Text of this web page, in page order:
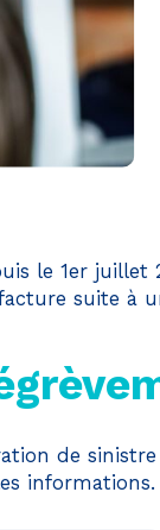
le 1er juillet
suite à
de
informations.